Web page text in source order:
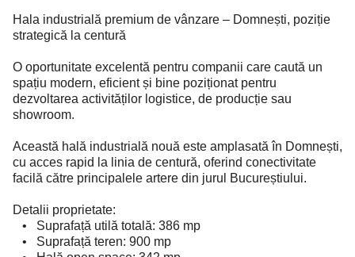
Hala industrială premium de vânzare – Domnești, poziție
strategică la centură
O oportunitate excelentă pentru companii care caută un
spațiu modern, eficient și bine poziționat pentru
dezvoltarea activităților logistice, de producție sau
showroom.
Această hală industrială nouă este amplasată în Domnești,
cu acces rapid la linia de centură, oferind conectivitate
facilă către principalele artere din jurul Bucureștiului.
Detalii proprietate:
• Suprafață utilă totală: 386 mp
• Suprafață teren: 900 mp